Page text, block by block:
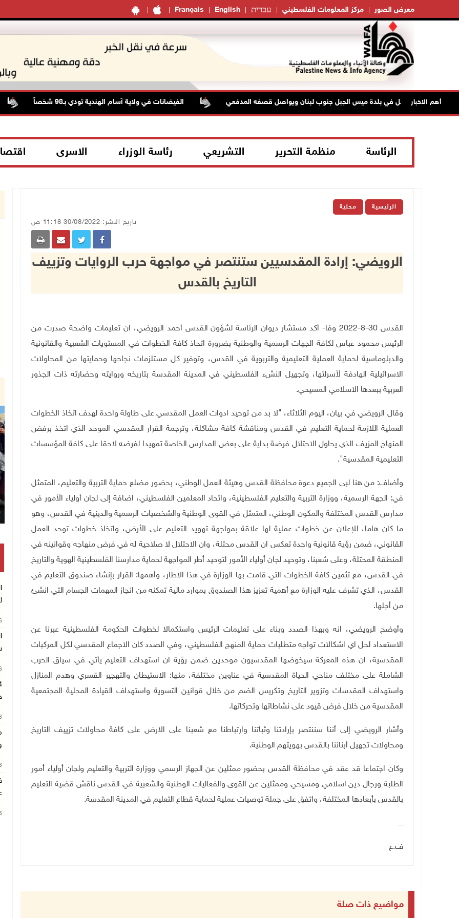
Français English עברית مركز المعلومات الفلسطيني معرض الصور
أهم الاخبار
الاحتلال يتوغل في بلدة ميس الجبل جنوب لبنان ويواصل قصفه المدفعي الفيضانات في ولاية آسام الهندية تودي بـ98 شخصاً
الرئاسة منظمة التحرير التشريعي رئاسة الوزراء الاسرى
الرئيسية محلية
تاريخ النشر: 30/08/2022 11:18 ص
الرويضي: إرادة المقدسيين ستنتصر في مواجهة حرب الروايات وتزييف
التاريخ بالقدس
القدس 30-8-2022 وفا- أكد مستشار ديوان الرئاسة لشؤون القدس أحمد الرويضي، ان تعليمات واضحة صدرت من
الرئيس محمود عباس لكافة الجهات الرسمية والوطنية بضرورة اتحاذ كافة الخطوات في المستويات الشعبية والقانونية
والدبلوماسية لحماية العملية التعليمية والتربوية في القدس، وتوفير كل مستلزمات نجاحها وحمايتها من المحاولات
الاسرائيلية الهادفة لأسرلتها، وتجهيل النشء الفلسطيني في المدينة المقدسة بتاريخه وروايته وحضارته ذات الجذور
العربية ببعدها الاسلامي المسيحي.
وقال الرويضي في بيان، اليوم الثلاثاء، "لا بد من توحيد ادوات العمل المقدسي على طاولة واحدة لهدف اتخاذ الخطوات
العملية اللازمة لحماية التعليم في القدس ومناقشة كافة مشاكلة، وترجمة القرار المقدسي الموحد الذي اتخذ برفض
المنهاج المزيف الذي يحاول الاحتلال فرضة بداية على بعض المدارس الخاصة تمهيدا لفرضه لاحقا على كافة المؤسسات
التعليمية المقدسية".
وأضاف: من هنا لبى الجميع دعوة محافظة القدس وهيئة العمل الوطني، بحضور مضلع حماية التربية والتعليم، المتمثل
في: الجهة الرسمية، ووزارة التربية والتعليم الفلسطينية، واتحاد المعلمين الفلسطيني، اضافة إلى لجان أولياء الأمور في
مدارس القدس المختلفة والمكون الوطني، المتمثل في القوى الوطنية والشخصيات الرسمية والدينية في القدس، وهو
ما كان هاما، للإعلان عن خطوات عملية لها علاقة بمواجهة تهويد التعليم على الأرض، واتخاذ خطوات توحد العمل
القانوني، ضمن رؤية قانونية واحدة تعكس ان القدس محتلة، وان الاحتلال لا صلاحية له في فرض منهاجه وقوانينه في
المنطقة المحتلة، وعلى شعبنا، وتوحيد لجان أولياء الأمور لتوحيد أطر المواجهة لحماية مدارسنا الفلسطينية الهوية والتاريخ
في القدس، مع تثمين كافة الخطوات التي قامت بها الوزارة في هذا الاطار، وأهمها: القرار بإنشاء صندوق التعليم في
القدس، الذي تشرف عليه الوزارة مع أهمية تعزيز هذا الصندوق بموارد مالية تمكنه من انجاز المهمات الجسام التي انشئ
من أجلها.
وأوضح الرويضي، انه وبهذا الصدد وبناء على تعليمات الرئيس واستكمالا لخطوات الحكومة الفلسطينية عبرنا عن
الاستعداد لحل اي اشكالات تواجه متطلبات حماية المنهج الفلسطيني، وفي الصدد كان الاجماع المقدسي لكل المركبات
المقدسية، ان هذه المعركة سيخوضها المقدسيون موحدين ضمن رؤية ان استهداف التعليم يأتي في سياق الحرب
الشاملة على مختلف مناحي الحياة المقدسية في عناوين مختلفة، منها: الاستيطان والتهجير القسري وهدم المنازل
واستهداف المقدسات وتزوير التاريخ وتكريس الضم من خلال قوانين التسوية واستهداف القيادة المحلية المجتمعية
المقدسية من خلال فرض قيود على نشاطاتها وتحركاتها.
وأشار الرويضي إلى أننا سننتصر بإرادتنا وثباتنا وارتباطنا مع شعبنا على الارض على كافة محاولات تزييف التاريخ
ومحاولات تجهيل أبنائنا بالقدس بهويتهم الوطنية.
وكان اجتماعا قد عقد في محافظة القدس بحضور ممثلين عن الجهاز الرسمي ووزارة التربية والتعليم ولجان أولياء أمور
الطلبة ورجال دين اسلامي ومسيحي وممثلين عن القوى والفعاليات الوطنية والشعبية في القدس ناقش قضية التعليم
بالقدس بأبعادها المختلفة، واتفق على جملة توصيات عملية لحماية قطاع التعليم في المدينة المقدسة.
ـــــ
ف.ع
مواضيع ذات صلة